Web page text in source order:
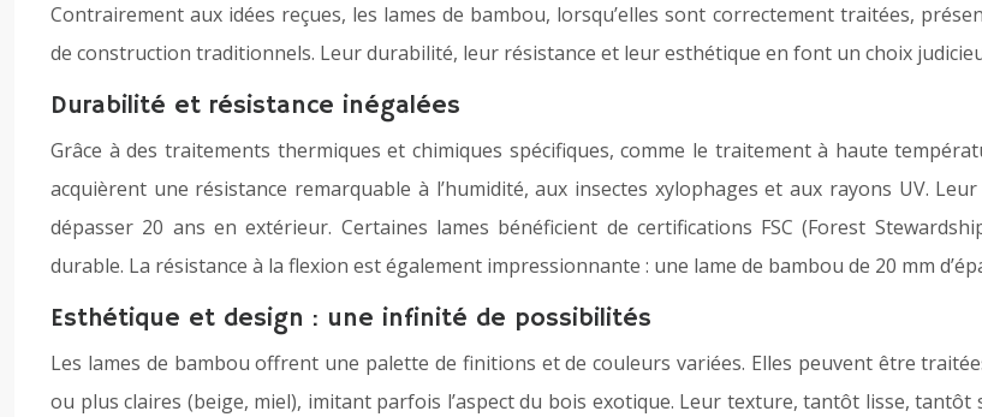
Contrairement aux idées reçues, les lames de bambou, lorsqu’elles sont correctement traitées,
de construction traditionnels. Leur durabilité, leur résistance et leur esthétique en font un choix
Durabilité et résistance inégalées
Grâce à des traitements thermiques et chimiques spécifiques, comme le traitement à haute
acquièrent une résistance remarquable à l’humidité, aux insectes xylophages et aux rayons UV.
dépasser 20 ans en extérieur. Certaines lames bénéficient de certifications FSC (Forest
durable. La résistance à la flexion est également impressionnante : une lame de bambou de 20 mm
Esthétique et design : une infinité de possibilités
Les lames de bambou offrent une palette de finitions et de couleurs variées. Elles peuvent être
ou plus claires (beige, miel), imitant parfois l’aspect du bois exotique. Leur texture, tantôt lisse,